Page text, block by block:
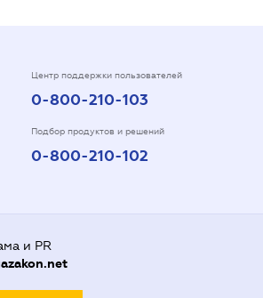
Центр поддержки пользователей
0-800-210-103
Подбор продуктов и решений
0-800-210-102
и PR